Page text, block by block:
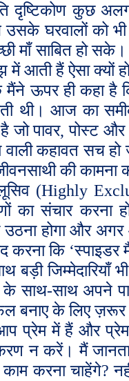
दृष्टिकोण कुछ
घरवालों को
माँ साबित हो
आती हैं ऐसा क्यों
मैंने ऊपर ही कहा है
थी। आज का
जो पावर, पोस्ट और
वाली कहावत सच
की
(Highly
का संचार
उठना होगा और
करना कि ‘स्पाइडर
बड़ी
साथ-साथ अपने
बनाए के लिए
प्रेम में हैं और प्रेम
न करें। मैं
करना चाहेंगे?